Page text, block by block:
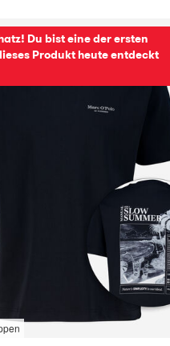
Du bist eine der ersten
Produkt heute entdeckt